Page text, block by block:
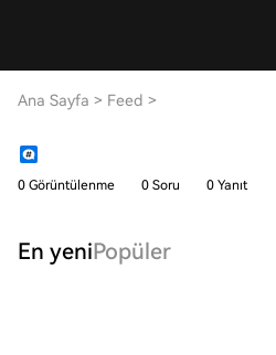
Ana Sayfa > Feed >
0 Görüntülenme 0 Soru 0 Yanıt
En yeniPopüler